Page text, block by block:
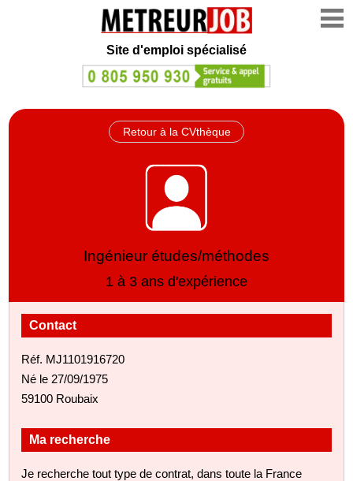
Site d'emploi spécialisé
Retour à la CVthèque
Ingénieur études/méthodes
1 à 3 ans d'expérience
Contact
Réf. MJ1101916720
Né le 27/09/1975
59100 Roubaix
Ma recherche
Je recherche tout type de contrat, dans toute la France